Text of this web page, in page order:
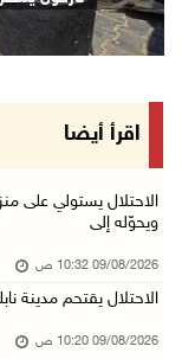
09/آب/2026 09:41 ص
جيش الاحتلال
الاحتلال يطلق
الملتقى الثاني
09/آب/2026 09:13 ص
مستعمرون
أسعار العملات
اقرأ أيضا
الاحتلال يستولي على
ويحوّله إلى
09/08/2026 10:32 ص
الاحتلال يقتحم مدينة
09/08/2026 10:20 ص